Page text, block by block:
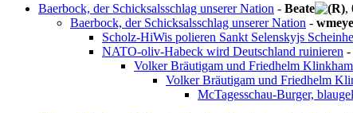
Baerbock, der Schicksalsschlag unserer Nation - Beate
,
Baerbock, der Schicksalsschlag unserer Nation -
Scholz-HiWis polieren Sankt Selenskyjs
NATO-oliv-Habeck wird Deutschland ruinieren -
Volker Bräutigam und Friedhelm
Volker Bräutigam und Friedhelm
McTagesschau-Burger,